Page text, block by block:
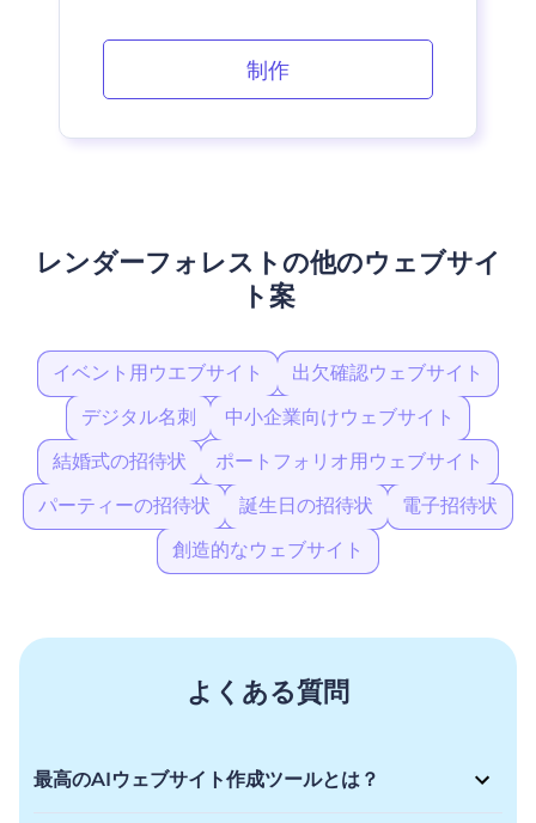
制作
レンダーフォレストの他のウェブサイ
ト案
イベント用ウエブサイト
出欠確認ウェブサイト
デジタル名刺
中小企業向けウェブサイト
結婚式の招待状
ポートフォリオ用ウェブサイト
パーティーの招待状
誕生日の招待状
電子招待状
創造的なウェブサイト
よくある質問
最高のAIウェブサイト作成ツールとは？